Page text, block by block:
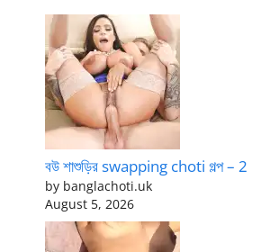
বউ শাশুড়ির swapping choti গল্প – 2
by banglachoti.uk
August 5, 2026